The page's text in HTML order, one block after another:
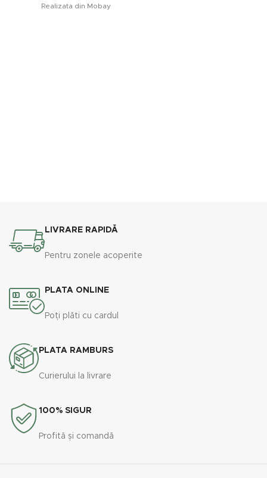
Realizata din Mobay
LIVRARE RAPIDĂ
Pentru zonele acoperite
PLATA ONLINE
Poți plăti cu cardul
PLATA RAMBURS
Curierului la livrare
100% SIGUR
Profită și comandă